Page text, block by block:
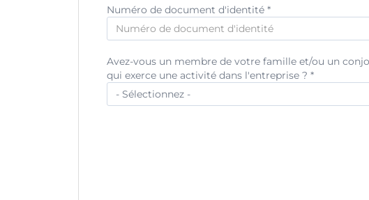
Numéro de document d'identité *
Avez-vous un membre de votre famille et/ou un
qui exerce une activité dans l'entreprise ? *